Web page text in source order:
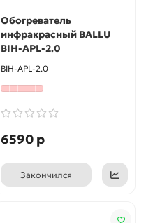
Обогреватель
инфракрасный BALLU
BIH-APL-2.0
BIH-APL-2.0
6590 р
Закончился